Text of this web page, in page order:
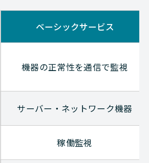
NETWORK（ネットワー
NETWORK（ネットワー
NETWORK（ネットワー
NETWORK（ネットワー
ベーシックサービス
機器の正常性を通信で監視
サーバー・ネットワーク機器
稼働監視